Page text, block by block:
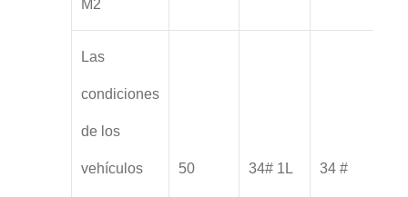
M2
Las
condiciones
de los
vehículos 50 34# 1L 34 #